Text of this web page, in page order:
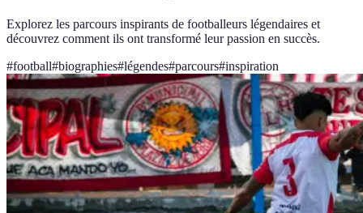
Explorez les parcours inspirants de footballeurs légendaires et
découvrez comment ils ont transformé leur passion en succès.
#football#biographies#légendes#parcours#inspiration